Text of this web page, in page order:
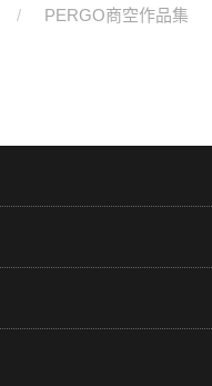
PERGO商空作品集